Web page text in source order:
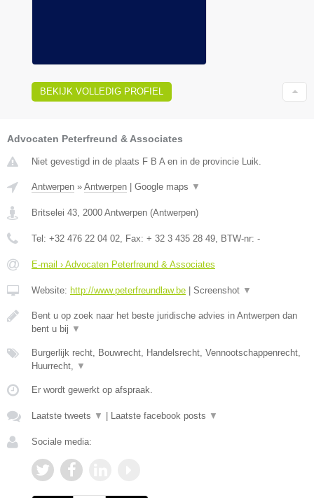
BEKIJK VOLLEDIG PROFIEL
Advocaten Peterfreund & Associates
Niet gevestigd in de plaats F B A en in de provincie Luik.
Antwerpen » Antwerpen Google maps ▼
Britselei 43 2000 Antwerpen (Antwerpen)
Tel: +32 476 22 04 02 , Fax: + 32 3 435 28 49 , BTW-nr: -
E-mail › Advocaten Peterfreund & Associates
Website: http://www.peterfreundlaw.be Screenshot ▼
Bent u op zoek naar het beste juridische advies in Antwerpen dan
bent u bij ▼
Burgerlijk recht, Bouwrecht, Handelsrecht, Vennootschappenrecht,
Huurrecht,
▼
Er wordt gewerkt op afspraak.
Laatste tweets ▼ Laatste facebook posts ▼
Sociale media: